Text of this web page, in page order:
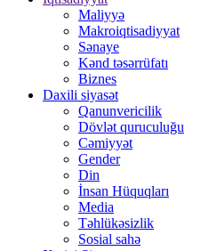
Maliyyə
Makroiqtisadiyyat
Sənaye
Kənd təsərrüfatı
Biznes
Daxili siyasət
Qanunvericilik
Dövlət quruculuğu
Cəmiyyət
Gender
Din
İnsan Hüquqları
Media
Təhlükəsizlik
Sosial sahə